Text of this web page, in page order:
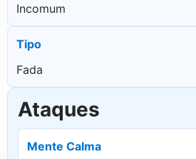
Incomum
Tipo
Fada
Ataques
Mente Calma